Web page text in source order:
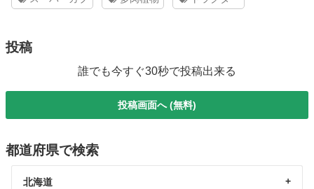
投稿
誰でも今すぐ30秒で投稿出来る
投稿画面へ (無料)
都道府県で検索
北海道